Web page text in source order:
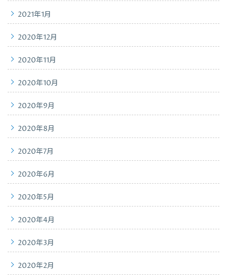
2021年1月
2020年12月
2020年11月
2020年10月
2020年9月
2020年8月
2020年7月
2020年6月
2020年5月
2020年4月
2020年3月
2020年2月